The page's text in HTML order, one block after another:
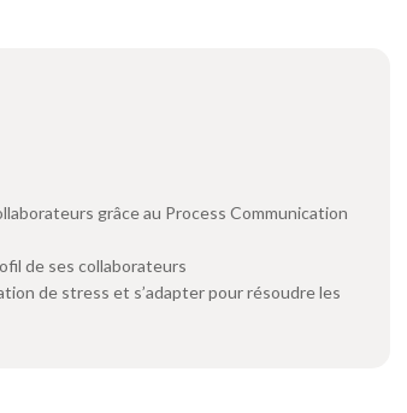
grâce au Process Communication
de ses collaborateurs
de stress et s’adapter pour résoudre les